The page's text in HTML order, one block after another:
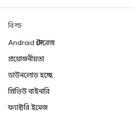
বিল্ড
Android স্টোরেজ
প্রয়োজনীয়তা
ডাউনলোড হচ্ছে
প্রিভিউ বাইনারি
ফ্যাক্টরি ইমেজ